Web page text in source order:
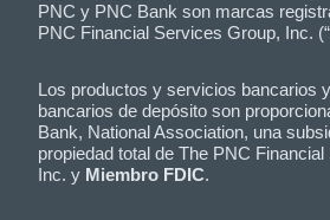
PNC y PNC Bank son marcas
PNC Financial Services Group, Inc.
Los productos y servicios bancarios
bancarios de depósito son
Bank, National Association, una
propiedad total de The PNC
Inc. y Miembro FDIC.